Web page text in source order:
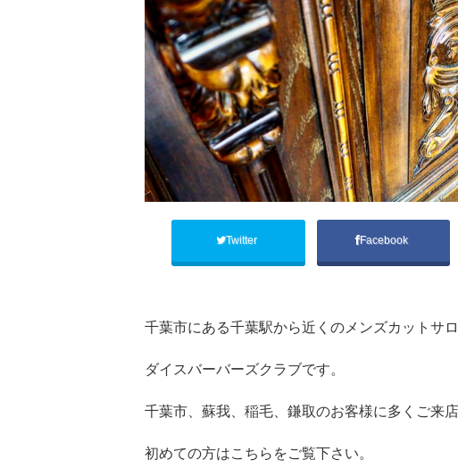
Twitter Facebook
千葉市にある千葉駅から近くのメンズカットサ
ダイスバーバーズクラブです。
千葉市、蘇我、稲毛、鎌取のお客様に多くご来店
初めての方はこちらをご覧下さい。